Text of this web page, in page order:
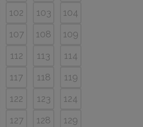
102 103
104
107 108
109
112 113
114
117 118
119
122 123
124
127 128
129